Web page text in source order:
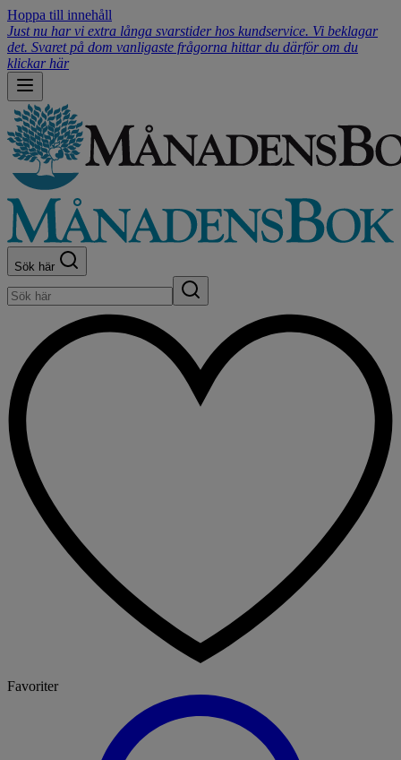
Hoppa till innehåll
Just nu har vi extra långa svarstider hos kundservice. Vi beklagar
det. Svaret på dom vanligaste frågorna hittar du därför om du
klickar här
Sök här
Favoriter